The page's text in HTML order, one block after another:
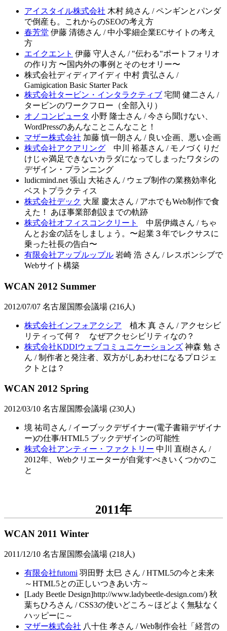
アイスタイル株式会社 木村 純さん / ペンギンとパンダ
で倒産も。これからのSEOの考え方
春芳堂 伊藤 清徳さん / 中小零細企業ECサイトの考え
方
エイクエント 伊藤 守人さん / "伝わる"ポートフォリオ
の作り方 〜国内外の事例とそのセオリー〜
株式会社ディディアイディ 中村 貴弘さん /
Gamigication Basic Starter Pack
株式会社タービン・インタラクティブ 宅間 健二さん /
タービンのワークフロー（全部入り）
オノコンピュータ 小野 隆士さん / 今さら聞けない、
WordPressのあんなことこんなこと！
マザー株式会社 加藤 慎一朗さん / 良い企画、悪い企画
株式会社アクアリング 中川 裕基さん / モノづくりだ
けじゃ満足できないカラダになってしまったワタシの
デザイン・プランニング
ludicmind.net 張山 大祐さん / ウェブ制作の業務効率化
ベストプラクティス
株式会社デック 大屋 慶太さん / アホでもWeb制作で食
えた！ あほ事業部創設までの軌跡
株式会社オフィスコンクリート
中居伊織さん / ちゃ
んとお金の話をしましょう。〜起業３年でレクサスに
乗った社長の告白〜
有限会社アップルップル 岩崎 浩 さん / レスポンシブで
Webサイト構築
WCAN 2012 Summer
2012/07/07 名古屋国際会議場 (216人)
株式会社インフォアクシア 植木 真 さん / アクセシビ
リティって何？ なぜアクセシビリティなの？
株式会社KDDIウェブコミュニケーションズ 神森 勉 さ
ん / 制作者と発注者、双方がしあわせになるプロジェ
クトとは？
WCAN 2012 Spring
2012/03/10 名古屋国際会議場 (230人)
境 祐司さん / イーブックデザイナー(電子書籍デザイナ
ー)の仕事/HTML5 ブックデザインの可能性
株式会社アンティー・ファクトリー 中川 直樹さん /
2012年、Webクリエーターが自覚すべきいくつかのこ
と
2011年
WCAN 2011 Winter
2011/12/10 名古屋国際会議場 (218人)
有限会社futomi 羽田野 太巳 さん / HTML5の今と未来
～HTML5との正しいつきあい方～
[Lady Beetle Design]http://www.ladybeetle-design.com/) 秋
葉ちひろさん / CSS3の使いどころ～ほどよく無駄なく
ハッピーに～
マザー株式会社 八十住 孝さん / Web制作会社「経営の